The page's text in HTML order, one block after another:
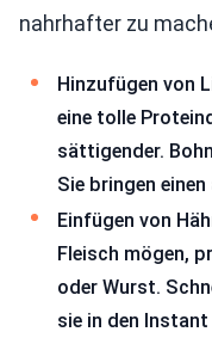
nahrhafter zu
Hinzufügen von
eine tolle
sättigender.
Sie bringen
Einfügen von
Fleisch mögen,
oder Wurst.
sie in den